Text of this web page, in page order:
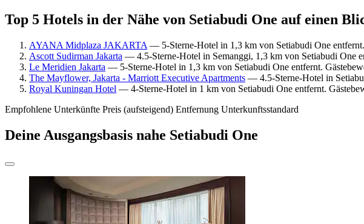
Top 5 Hotels in der Nähe von Setiabudi One auf einen
AYANA Midplaza JAKARTA — 5-Sterne-Hotel in 1,3 km von Setiabudi One
Ascott Sudirman Jakarta — 4.5-Sterne-Hotel in Semanggi, 1,3 km von Setiabudi One
Le Meridien Jakarta — 5-Sterne-Hotel in 1,3 km von Setiabudi One entfernt.
The Mayflower, Jakarta - Marriott Executive Apartments — 4.5-Sterne-Hotel in
Royal Kuningan Hotel — 4-Sterne-Hotel in 1 km von Setiabudi One entfernt.
Empfohlene Unterkünfte Preis (aufsteigend) Entfernung Unterkunftsstandard
Deine Ausgangsbasis nahe Setiabudi One